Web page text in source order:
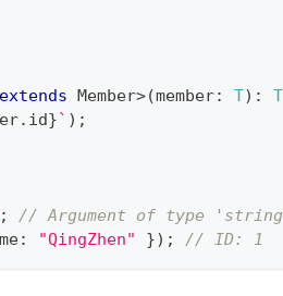
extends Member>(member: T) : T
. id} ` ) ;
;
// Argument of type
: "QingZhen" }) ; // ID: 1